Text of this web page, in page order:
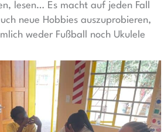
lesen… Es macht auf jeden Fall
neue Hobbies auszuprobieren,
weder Fußball noch Ukulele